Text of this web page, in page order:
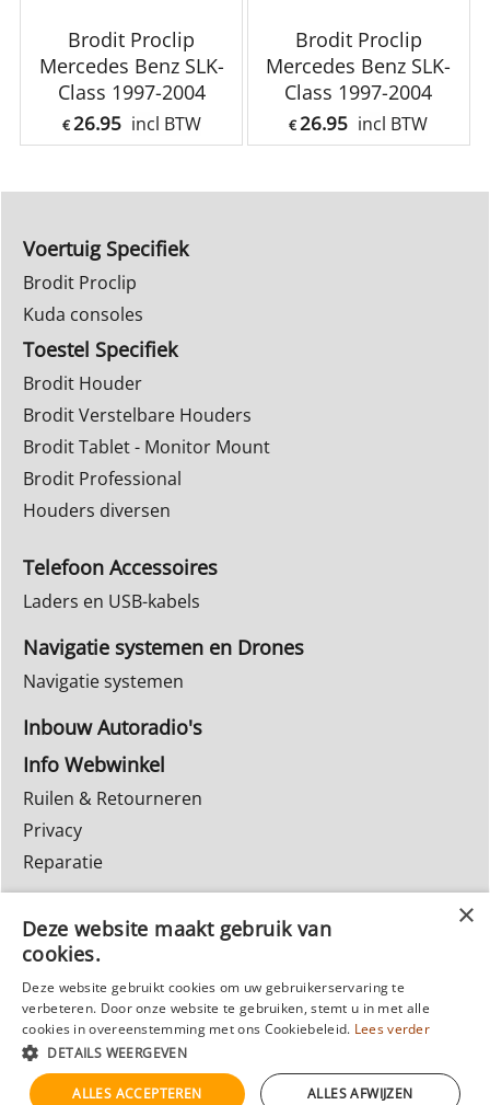
Brodit Proclip
Mercedes Benz SLK-
Class 1997-2004
€ 26.95 incl BTW
Brodit Proclip
Mercedes Benz SLK-
Class 1997-2004
€ 26.95 incl BTW
Voertuig Specifiek
Brodit Proclip
Kuda consoles
Toestel Specifiek
Brodit Houder
Brodit Verstelbare Houders
Brodit Tablet - Monitor Mount
Brodit Professional
Houders diversen
Telefoon Accessoires
Laders en USB-kabels
Navigatie systemen en Drones
Navigatie systemen
Inbouw Autoradio's
Info Webwinkel
Ruilen & Retourneren
Privacy
Reparatie
Webwinkel gemaakt met
Deze website maakt gebruik van
cookies.
Deze website gebruikt cookies om uw gebruikerservaring te
verbeteren. Door onze website te gebruiken, stemt u in met alle
cookies in overeenstemming met ons Cookiebeleid. Lees verder
DETAILS WEERGEVEN
ALLES ACCEPTEREN ALLES AFWIJZEN